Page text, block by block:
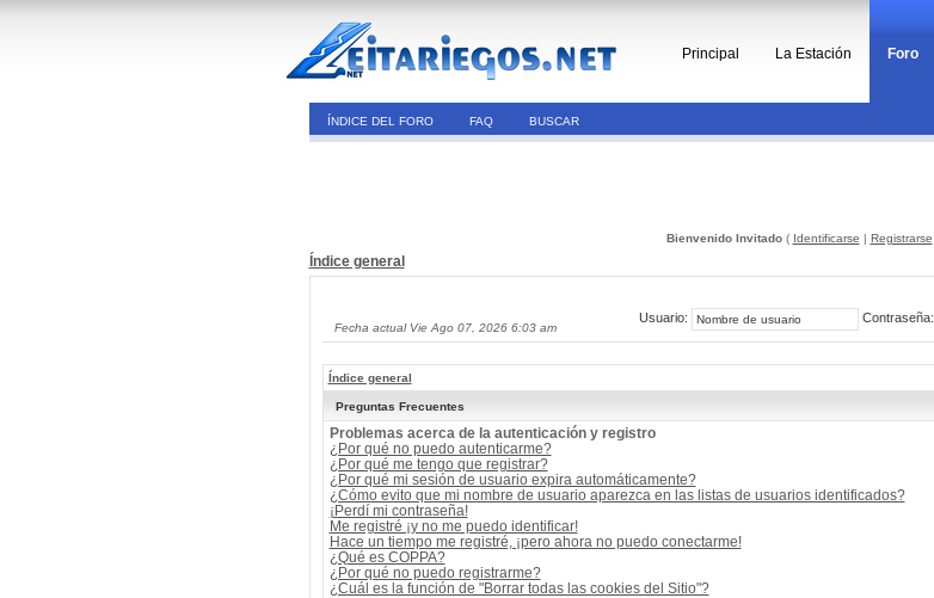
Principal La Estación Foro
ÍNDICE DEL FORO FAQ BUSCAR
Bienvenido Invitado( Identificarse | Registrarse
Índice general
Fecha actual Vie Ago 07, 2026 6:03 am
Usuario: Contraseña:
Índice general
Preguntas Frecuentes
Problemas acerca de la autenticación y registro
¿Por qué no puedo autenticarme?
¿Por qué me tengo que registrar?
¿Por qué mi sesión de usuario expira automáticamente?
¿Cómo evito que mi nombre de usuario aparezca en las listas de usuarios identificados?
¡Perdí mi contraseña!
Me registré ¡y no me puedo identificar!
Hace un tiempo me registré, ¡pero ahora no puedo conectarme!
¿Qué es COPPA?
¿Por qué no puedo registrarme?
¿Cuál es la función de "Borrar todas las cookies del Sitio"?